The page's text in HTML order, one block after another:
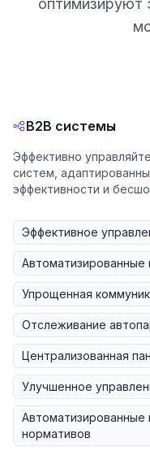
оптимизируют
B2B системы
Эффективно
систем,
эффективности и
Эффективное
Автоматизированные
Упрощенная
Отслеживание
Централизованная
Улучшенное
нормативов